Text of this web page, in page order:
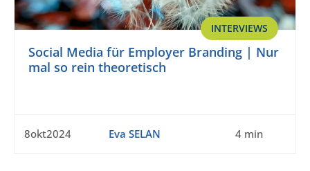
INTERVIEWS
Social Media für Employer Branding | Nur
mal so rein theoretisch
8okt2024 Eva SELAN 4 min